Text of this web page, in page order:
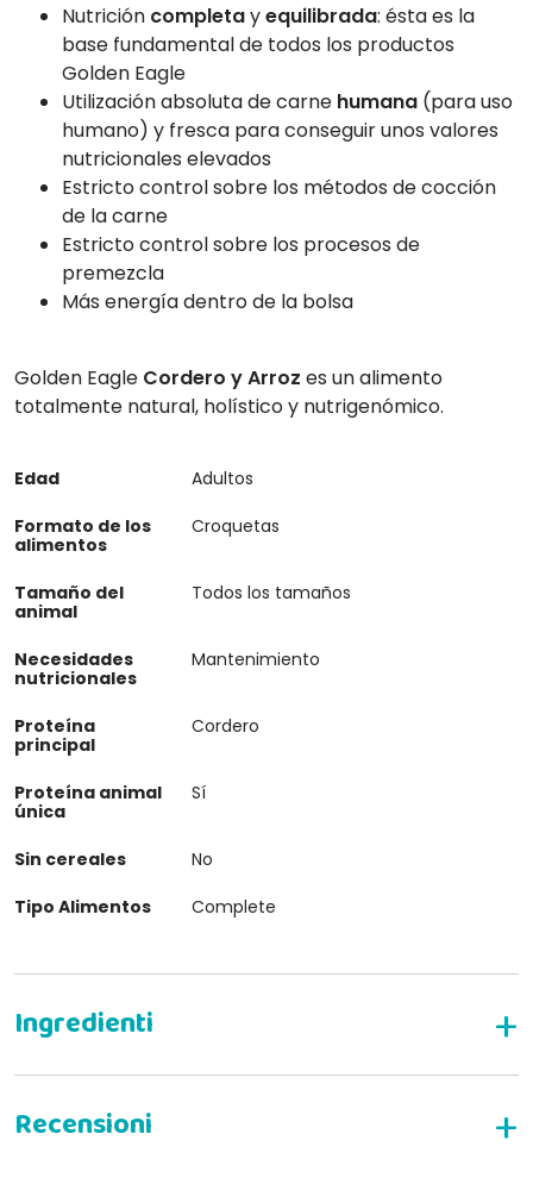
Nutrición completayequilibrada: ésta es la
base fundamental de todos los productos
Golden Eagle
Utilización absoluta de carne humana (para uso
humano) y fresca para conseguir unos valores
nutricionales elevados
Estricto control sobre los métodos de cocción
de la carne
Estricto control sobre los procesos de
premezcla
Más energía dentro de la bolsa
Golden Eagle Cordero y Arroz es un alimento
totalmente natural, holístico y nutrigenómico.
Edad
Adultos
Formato de los
alimentos
Croquetas
Tamaño del
animal
Todos los tamaños
Necesidades
nutricionales
Mantenimiento
Proteína
principal
Cordero
Proteína animal
única
Sí
Sin cereales
No
Tipo Alimentos
Complete
Carne de cordero deshidratada (27,0%), arroz negro